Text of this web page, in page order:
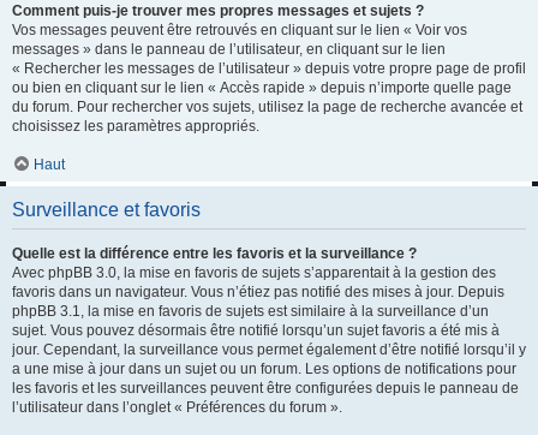
Comment puis-je trouver mes propres messages et sujets ?
Vos messages peuvent être retrouvés en cliquant sur le lien « Voir vos
messages » dans le panneau de l’utilisateur, en cliquant sur le lien
« Rechercher les messages de l’utilisateur » depuis votre propre page de profil
ou bien en cliquant sur le lien « Accès rapide » depuis n’importe quelle page
du forum. Pour rechercher vos sujets, utilisez la page de recherche avancée et
choisissez les paramètres appropriés.
Haut
Surveillance et favoris
Quelle est la différence entre les favoris et la surveillance ?
Avec phpBB 3.0, la mise en favoris de sujets s’apparentait à la gestion des
favoris dans un navigateur. Vous n’étiez pas notifié des mises à jour. Depuis
phpBB 3.1, la mise en favoris de sujets est similaire à la surveillance d’un
sujet. Vous pouvez désormais être notifié lorsqu’un sujet favoris a été mis à
jour. Cependant, la surveillance vous permet également d’être notifié lorsqu’il y
a une mise à jour dans un sujet ou un forum. Les options de notifications pour
les favoris et les surveillances peuvent être configurées depuis le panneau de
l’utilisateur dans l’onglet « Préférences du forum ».